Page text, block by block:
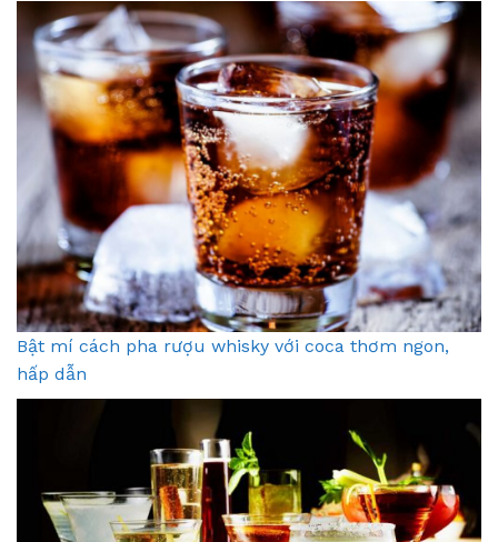
Bật mí cách pha rượu whisky với coca thơm ngon,
hấp dẫn